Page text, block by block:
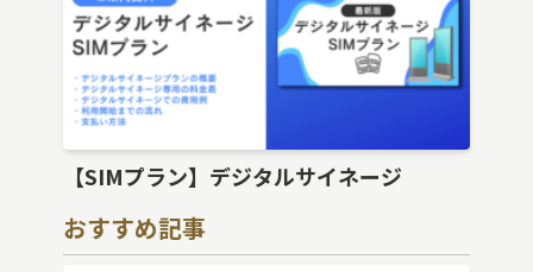
【SIMプラン】デジタルサイネージ
おすすめ記事